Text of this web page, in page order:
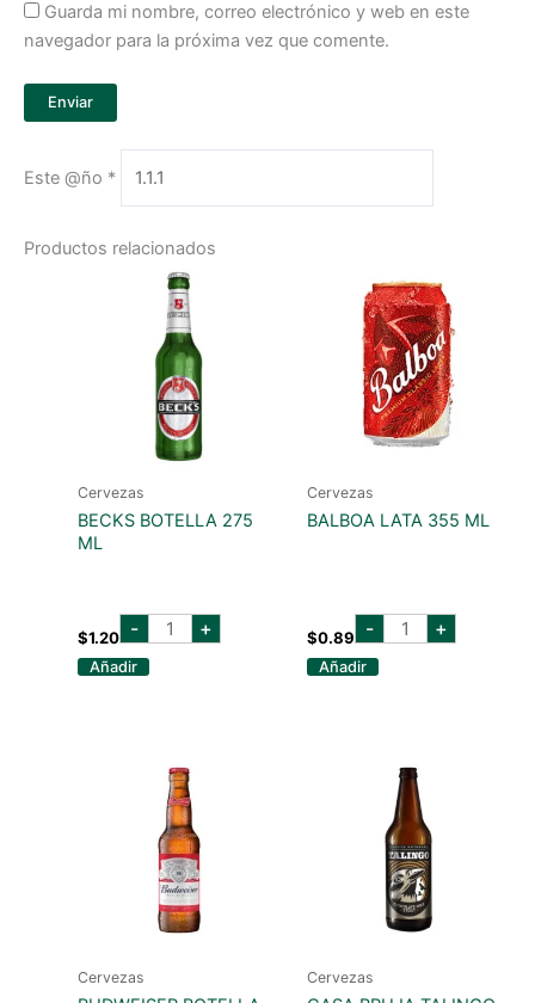
Guarda mi nombre, correo electrónico y web en este
navegador para la próxima vez que comente.
Este @ño *
Productos relacionados
Cervezas
BECKS BOTELLA 275
ML
$1.20 - becks
botella
275
ml
+
Añadir
Cervezas
BALBOA LATA 355 ML
$0.89 - balboa
lata +
Añadir
Cervezas Cervezas